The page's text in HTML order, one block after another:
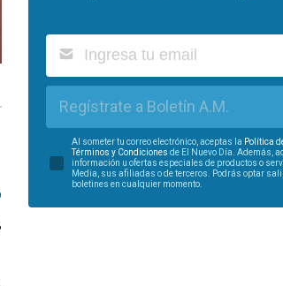
Regístrate a Boletín A.M.
Al someter tu correo electrónico, aceptas la Política
Términos y Condiciones de El Nuevo Día. Además,
información u ofertas especiales de productos o
Media, sus afiliadas o de terceros. Podrás optar
boletines en cualquier momento.